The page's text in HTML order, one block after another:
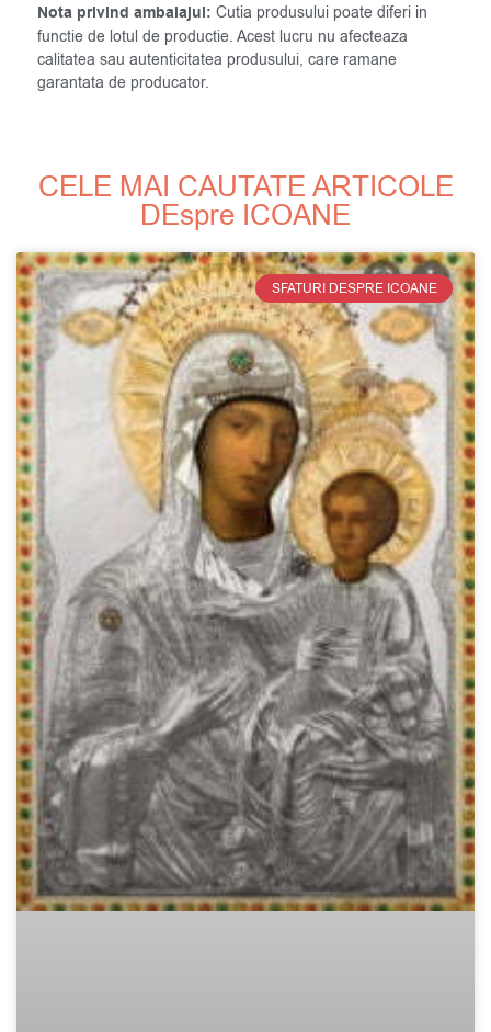
Nota privind ambalajul: Cutia produsului poate diferi in
functie de lotul de productie. Acest lucru nu afecteaza
calitatea sau autenticitatea produsului, care ramane
garantata de producator.
CELE MAI CAUTATE ARTICOLE
DEspre ICOANE
SFATURI DESPRE ICOANE